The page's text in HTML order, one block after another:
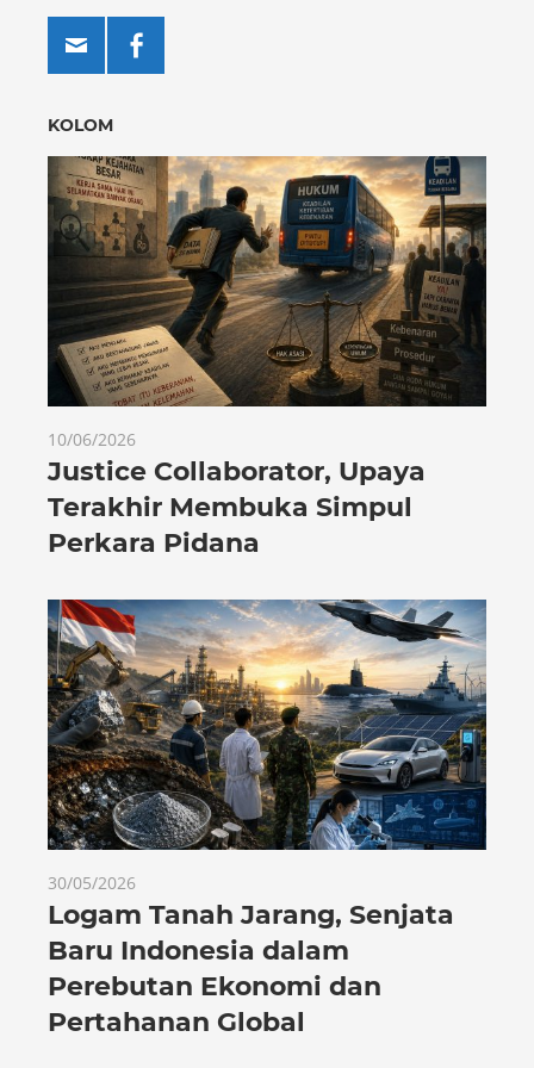
KOLOM
10/06/2026
Justice Collaborator, Upaya
Terakhir Membuka Simpul
Perkara Pidana
30/05/2026
Logam Tanah Jarang, Senjata
Baru Indonesia dalam
Perebutan Ekonomi dan
Pertahanan Global